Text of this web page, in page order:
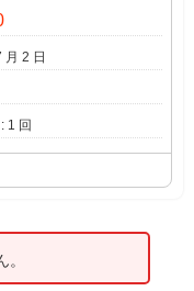
2 日
1 回